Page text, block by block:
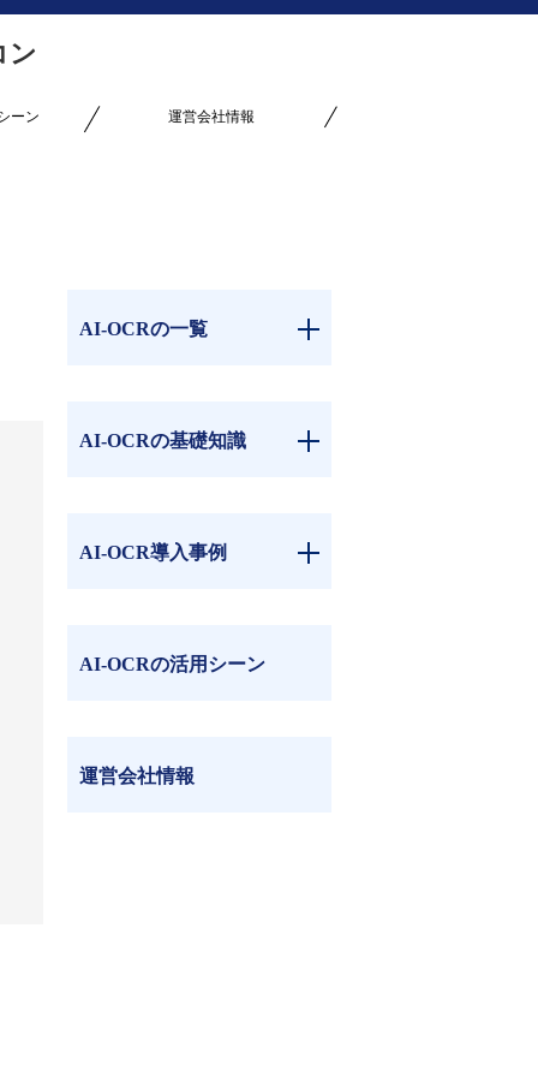
ン
ーン 運営会社情報
AI-OCRの一覧
AI-OCRの基礎知識
AI-OCR導入事例
AI-OCRの活用シーン
運営会社情報